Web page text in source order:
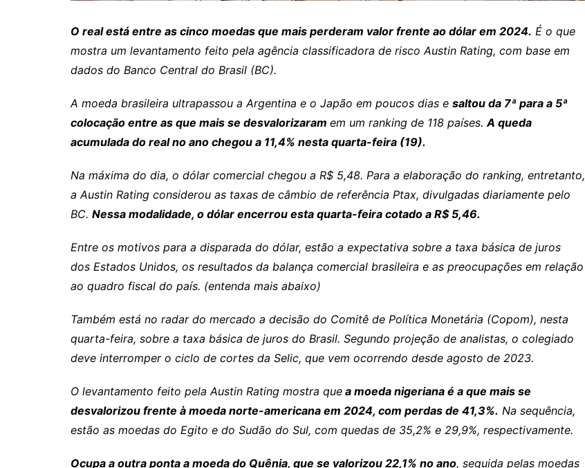
Nova América
Nova Glória
Rialma
Rianápolis
Rubiataba
Santa Isabel
Santa Terezinha de Goiás
São Luiz do Norte
Senador Canedo
Uirapuru
Uruaçu
Uruana
Uirapuru
O real está entre as cinco moedas que mais perderam valor frente ao dólar em 2024. É o que
mostra um levantamento feito pela agência classificadora de risco Austin Rating, com base em
dados do Banco Central do Brasil (BC).
A moeda brasileira ultrapassou a Argentina e o Japão em poucos dias e saltou da 7ª para a 5ª
colocação entre as que mais se desvalorizaram em um ranking de 118 países.A queda
acumulada do real no ano chegou a 11,4% nesta quarta-feira (19).
Na máxima do dia, o dólar comercial chegou a R$ 5,48. Para a elaboração do ranking, entretanto,
a Austin Rating considerou as taxas de câmbio de referência Ptax, divulgadas diariamente pelo
BC. Nessa modalidade, o dólar encerrou esta quarta-feira cotado a R$ 5,46.
Entre os motivos para a disparada do dólar, estão a expectativa sobre a taxa básica de juros
dos Estados Unidos, os resultados da balança comercial brasileira e as preocupações em relação
ao quadro fiscal do país. (entenda mais abaixo)
Também está no radar do mercado a decisão do Comitê de Política Monetária (Copom), nesta
quarta-feira, sobre a taxa básica de juros do Brasil. Segundo projeção de analistas, o colegiado
deve interromper o ciclo de cortes da Selic, que vem ocorrendo desde agosto de 2023.
O levantamento feito pela Austin Rating mostra que a moeda nigeriana é a que mais se
desvalorizou frente à moeda norte-americana em 2024, com perdas de 41,3%. Na sequência,
estão as moedas do Egito e do Sudão do Sul, com quedas de 35,2% e 29,9%, respectivamente.
Ocupa a outra ponta a moeda do Quênia, que se valorizou 22,1% no ano, seguida pelas moedas